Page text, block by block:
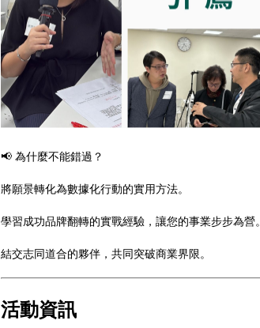
📢 為什麼不能錯過？
將願景轉化為數據化行動的實用方法。
學習成功品牌翻轉的實戰經驗，讓您的事業步步為營。
結交志同道合的夥伴，共同突破商業界限。
活動資訊